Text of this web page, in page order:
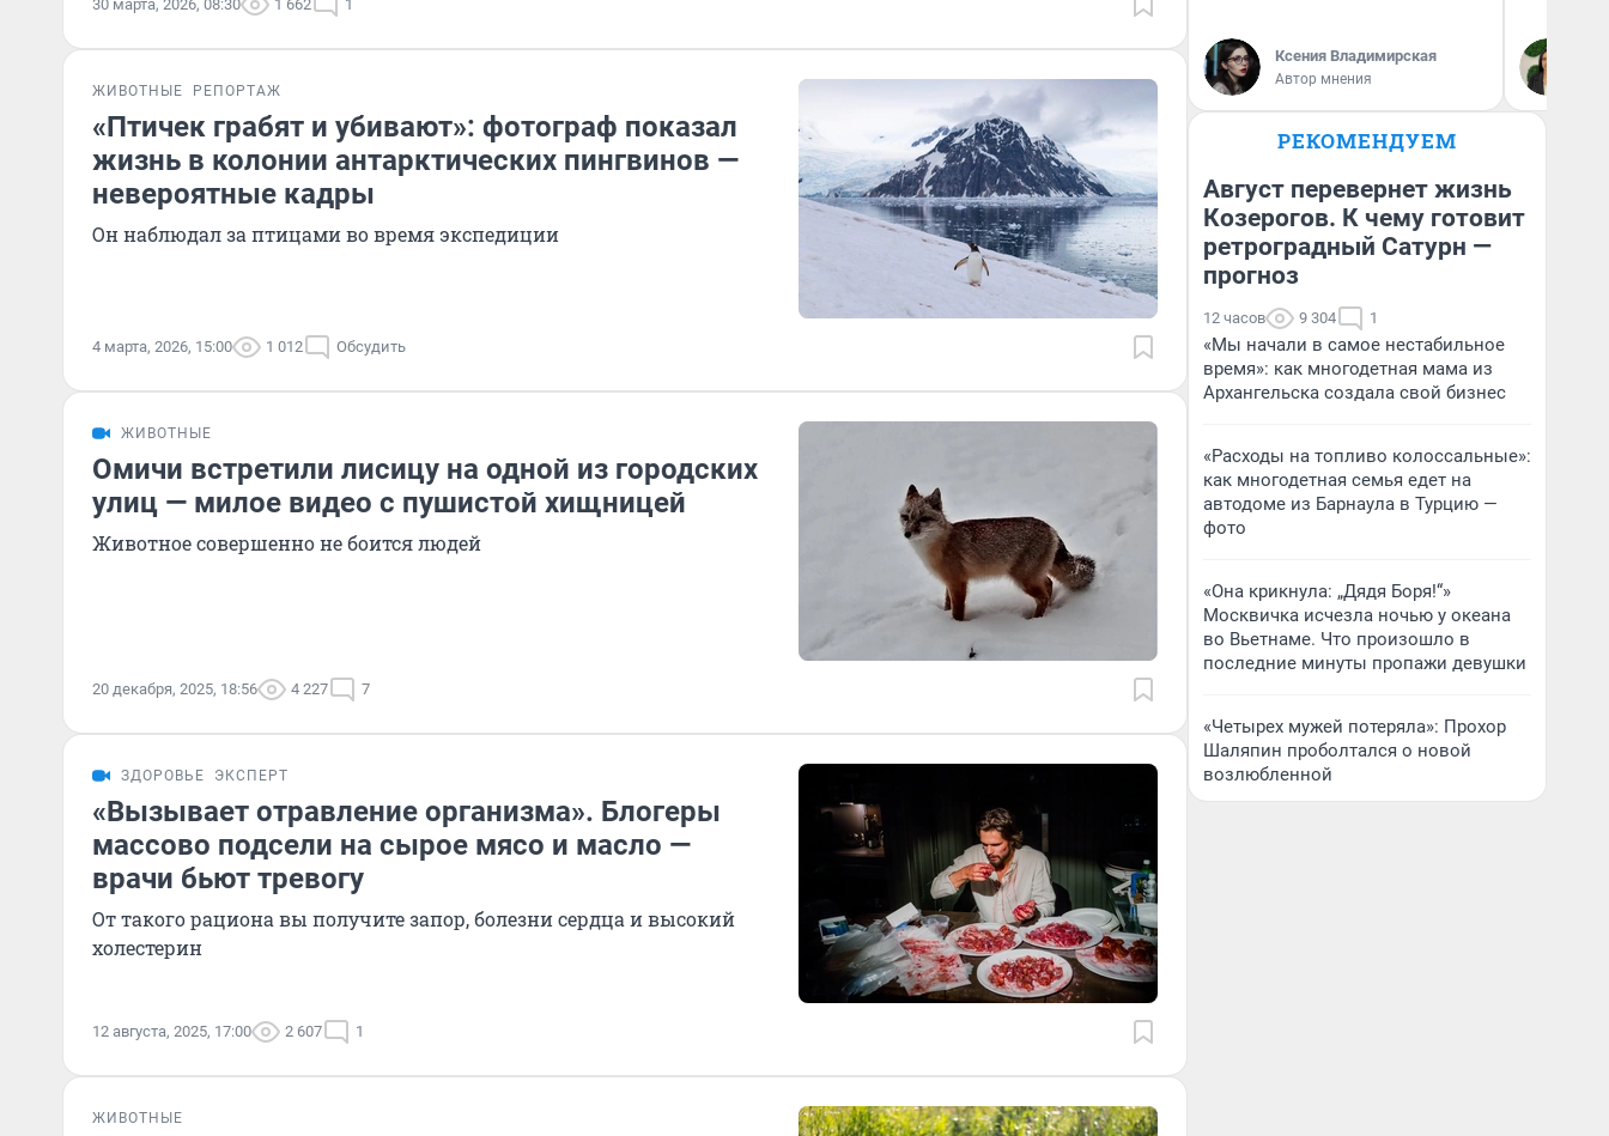
30 марта, 2026, 08:30 1 662 1
ЖИВОТНЫЕ РЕПОРТАЖ
«Птичек грабят и убивают»: фотограф показал
жизнь в колонии антарктических пингвинов —
невероятные кадры
Он наблюдал за птицами во время экспедиции
4 марта, 2026, 15:00 1 012 Обсудить
ЖИВОТНЫЕ
Омичи встретили лисицу на одной из городских
улиц — милое видео с пушистой хищницей
Животное совершенно не боится людей
20 декабря, 2025, 18:56 4 227 7
ЗДОРОВЬЕ ЭКСПЕРТ
«Вызывает отравление организма». Блогеры
массово подсели на сырое мясо и масло —
врачи бьют тревогу
От такого рациона вы получите запор, болезни сердца и высокий
холестерин
12 августа, 2025, 17:00 2 607 1
ЖИВОТНЫЕ
Ксения Владимирская
Автор мнения
РЕКОМЕНДУЕМ
Август перевернет жизнь
Козерогов. К чему готовит
ретроградный Сатурн —
прогноз
12 часов 9 304 1
«Мы начали в самое нестабильное
время»: как многодетная мама из
Архангельска создала свой бизнес
«Расходы на топливо колоссальные»:
как многодетная семья едет на
автодоме из Барнаула в Турцию —
фото
«Она крикнула: „Дядя Боря!“»
Москвичка исчезла ночью у океана
во Вьетнаме. Что произошло в
последние минуты пропажи девушки
«Четырех мужей потеряла»: Прохор
Шаляпин проболтался о новой
возлюбленной